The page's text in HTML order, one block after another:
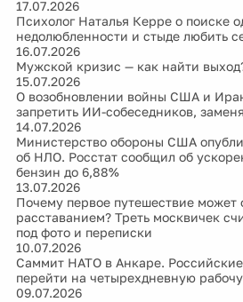
17.07.2026
Психолог Наталья Керре о поиске
недолюбленности и стыде любить
16.07.2026
Мужской кризис — как найти
15.07.2026
О возобновлении войны США и
запретить ИИ-собеседников,
14.07.2026
Министерство обороны США
об НЛО. Росстат сообщил об
бензин до 6,88%
13.07.2026
Почему первое путешествие может
расставанием? Треть москвичек
под фото и переписки
10.07.2026
Саммит НАТО в Анкаре.
перейти на четырехдневную
09.07.2026